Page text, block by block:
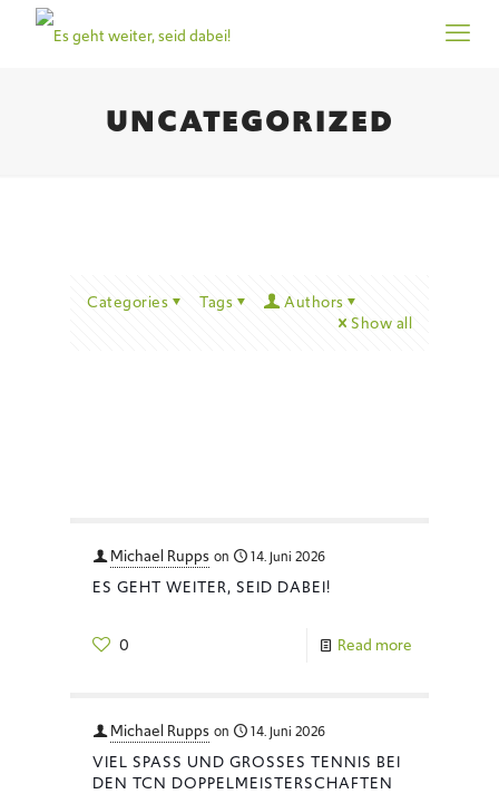
UNCATEGORIZED
Categories Tags
Authors
Show all
Michael Rupps on 14. Juni 2026
ES GEHT WEITER, SEID DABEI!
0 Read more
Michael Rupps on 14. Juni 2026
VIEL SPASS UND GROSSES TENNIS BEI DE
N TCN DOPPELMEISTERSCHAFTEN